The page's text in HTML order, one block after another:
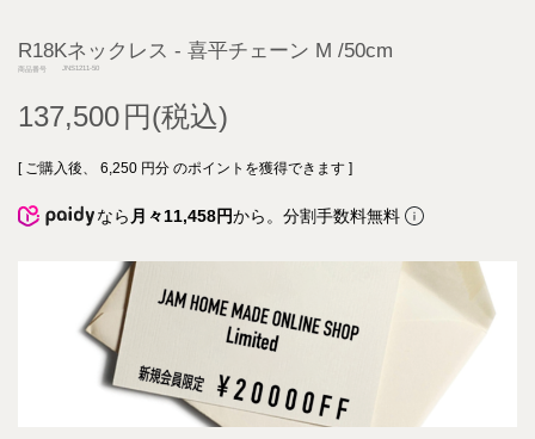
R18Kネックレス - 喜平チェーン M /50cm
商品番号 JNS1211-50
137,500
[ ご購入後、 6,250 円分 のポイントを獲得できます ]
なら 月々11,458円から。分割手数料無料